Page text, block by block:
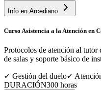
Info en Arcediano
Curso Asistencia a la Atención en
Protocolos de atención al tutor
de salas y soporte básico de
✓ Gestión del duelo✓
DURACIÓN300 horas